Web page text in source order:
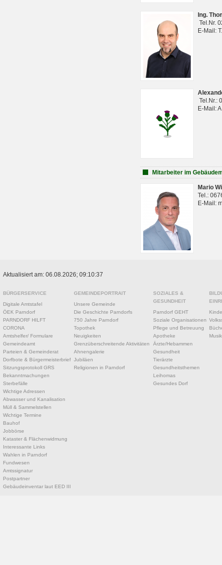
Ing.
Tel.Nr.
E-Mail:
Tel.Nr.:
E-Mail:
Mitarbeiter im
Mario
Tel.:
E-Mail:
Aktualisiert am: 06.08.2026; 09:10:37
BÜRGERSERVICE
Digitale Amtstafel
ÖEK Parndorf
PARNDORF HILFT
CORONA
Amtshelfer/ Formulare
Gemeindeamt
Parteien & Gemeinderat
Dorfbote & Bürgermeisterbrief
Sitzungsprotokoll GRS
Bekanntmachungen
Sterbefälle
Wichtige Adressen
Abwasser und Kanalisation
Müll & Sammelstellen
Wichtige Termine
Bauhof
Jobbörse
Kataster & Flächenwidmung
Interessante Links
Wahlen in Parndorf
Fundwesen
Amtssignatur
Postpartner
Gebäudeinventar laut EED III
GEMEINDEPORTRAIT
Unsere Gemeinde
Die Geschichte Parndorfs
750 Jahre Parndorf
Topothek
Neuigkeiten
Grenzüberschreitende Aktivitäten
Ahnengalerie
Jubiläen
Religionen in Parndorf
SOZIALES &
GESUNDHEIT
Parndorf GEHT
Soziale Organisationen
Pflege und Betreuung
Apotheke
Ärzte/Hebammen
Gesundheit
Tierärzte
Gesundheitsthemen
Leihomas
Gesundes Dorf